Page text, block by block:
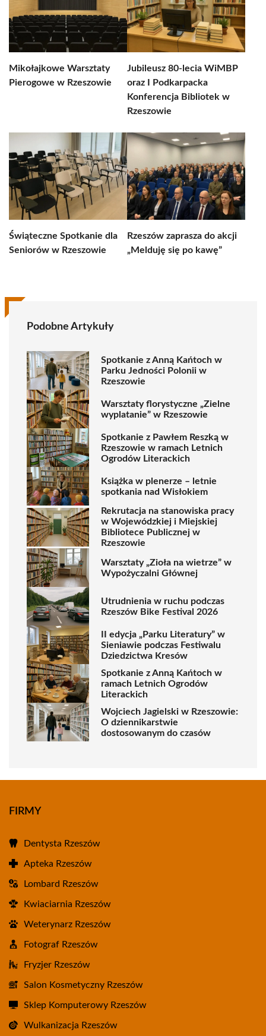
Mikołajkowe Warsztaty
Pierogowe w Rzeszowie
Jubileusz 80-lecia WiMBP
oraz I Podkarpacka
Konferencja Bibliotek w
Rzeszowie
Świąteczne Spotkanie dla
Seniorów w Rzeszowie
Rzeszów zaprasza do akcji
„Melduję się po kawę”
Podobne Artykuły
Spotkanie z Anną Kańtoch w
Parku Jedności Polonii w
Rzeszowie
Warsztaty florystyczne „Zielne
wyplatanie” w Rzeszowie
Spotkanie z Pawłem Reszką w
Rzeszowie w ramach Letnich
Ogrodów Literackich
Książka w plenerze – letnie
spotkania nad Wisłokiem
Rekrutacja na stanowiska pracy
w Wojewódzkiej i Miejskiej
Bibliotece Publicznej w
Rzeszowie
Warsztaty „Zioła na wietrze” w
Wypożyczalni Głównej
Utrudnienia w ruchu podczas
Rzeszów Bike Festival 2026
II edycja „Parku Literatury” w
Sieniawie podczas Festiwalu
Dziedzictwa Kresów
Spotkanie z Anną Kańtoch w
ramach Letnich Ogrodów
Literackich
Wojciech Jagielski w Rzeszowie:
O dziennikarstwie
dostosowanym do czasów
FIRMY
Dentysta Rzeszów
Apteka Rzeszów
Lombard Rzeszów
Kwiaciarnia Rzeszów
Weterynarz Rzeszów
Fotograf Rzeszów
Fryzjer Rzeszów
Salon Kosmetyczny Rzeszów
Sklep Komputerowy Rzeszów
Wulkanizacja Rzeszów